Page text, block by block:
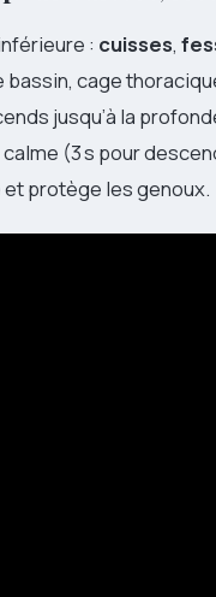
: cuisses,
cage
jusqu’à la
(3 s pour
protège les genoux.